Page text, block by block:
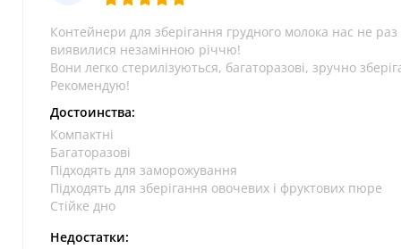
Контейнери для зберігання грудного молока нас не
виявилися незамінною річчю!
Вони легко стерилізуються, багаторазові, зручно
Рекомендую!
Достоинства:
Компактні
Багаторазові
Підходять для заморожування
Підходять для зберігання овочевих і фруктових пюре
Стійке дно
Недостатки: